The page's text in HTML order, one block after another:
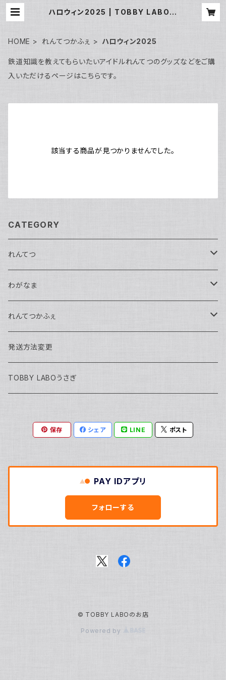
ハロウィン2025 | TOBBY LABOの
HOME れんてつかふぇ ハロウィン2025
鉄道知識を教えてもらいたいアイドルれんてつのグッズなどをご購
入いただけるページはこちらです。
該当する商品が見つかりませんでした。
CATEGORY
れんてつ
馬鉄かもめ生誕祭2026
れんてつ関西遠征2026
濱口ハンナ
軌条あさま
高架線はやぶさ
れんてつ新衣装獲得の試練2026
濱口ハンナ生誕祭2026
定番グッズ
毎月お届けシリーズ
わがなま
チェキ
2026年迎える
わがなまワンマン
れんてつかふぇ
ハロウィン2025
まるよ生誕2026
発送方法変更
TOBBY LABOうさぎ
保存 シェア LINE ポスト
PAY IDアプリ
フォローする
© TOBBY LABOのお店
Powered by